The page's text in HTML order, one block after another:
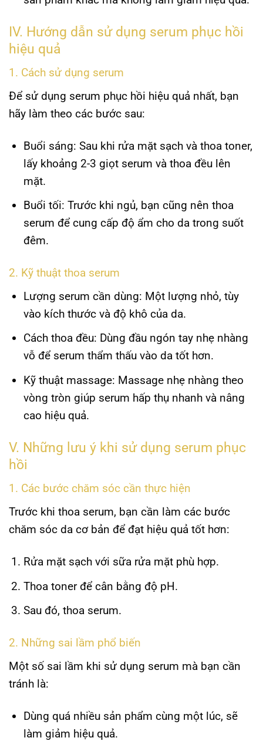
IV. Hướng dẫn sử dụng serum phục hồi
hiệu quả
1. Cách sử dụng serum
Để sử dụng serum phục hồi hiệu quả nhất, bạn
hãy làm theo các bước sau:
Buổi sáng: Sau khi rửa mặt sạch và thoa toner,
lấy khoảng 2-3 giọt serum và thoa đều lên
mặt.
Buổi tối: Trước khi ngủ, bạn cũng nên thoa
serum để cung cấp độ ẩm cho da trong suốt
đêm.
2. Kỹ thuật thoa serum
Lượng serum cần dùng: Một lượng nhỏ, tùy
vào kích thước và độ khô của da.
Cách thoa đều: Dùng đầu ngón tay nhẹ nhàng
vỗ để serum thẩm thấu vào da tốt hơn.
Kỹ thuật massage: Massage nhẹ nhàng theo
vòng tròn giúp serum hấp thụ nhanh và nâng
cao hiệu quả.
V. Những lưu ý khi sử dụng serum phục
hồi
1. Các bước chăm sóc cần thực hiện
Trước khi thoa serum, bạn cần làm các bước
chăm sóc da cơ bản để đạt hiệu quả tốt hơn:
Rửa mặt sạch với sữa rửa mặt phù hợp.
Thoa toner để cân bằng độ pH.
Sau đó, thoa serum.
2. Những sai lầm phổ biến
Một số sai lầm khi sử dụng serum mà bạn cần
tránh là:
Dùng quá nhiều sản phẩm cùng một lúc, sẽ
làm giảm hiệu quả.